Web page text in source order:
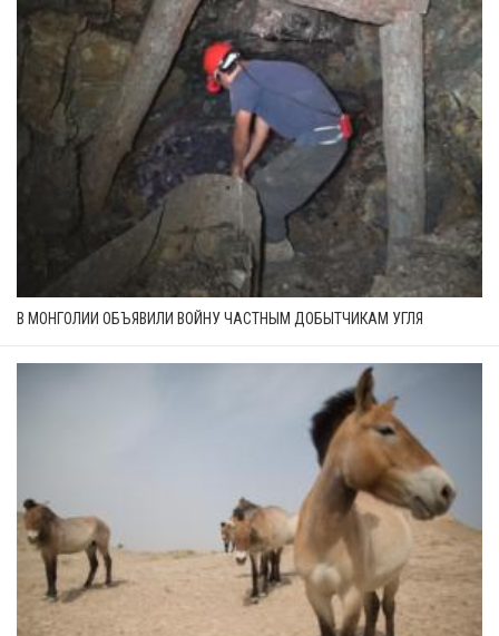
В МОНГОЛИИ ОБЪЯВИЛИ ВОЙНУ ЧАСТНЫМ ДОБЫТЧИКАМ УГЛЯ